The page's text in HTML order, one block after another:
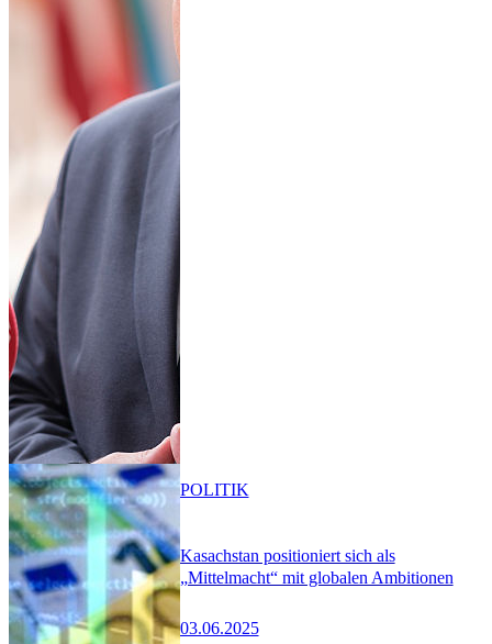
Kasachstan positioniert sich als
„Mittelmacht“ mit globalen Ambitionen
03.06.2025
POLITIK